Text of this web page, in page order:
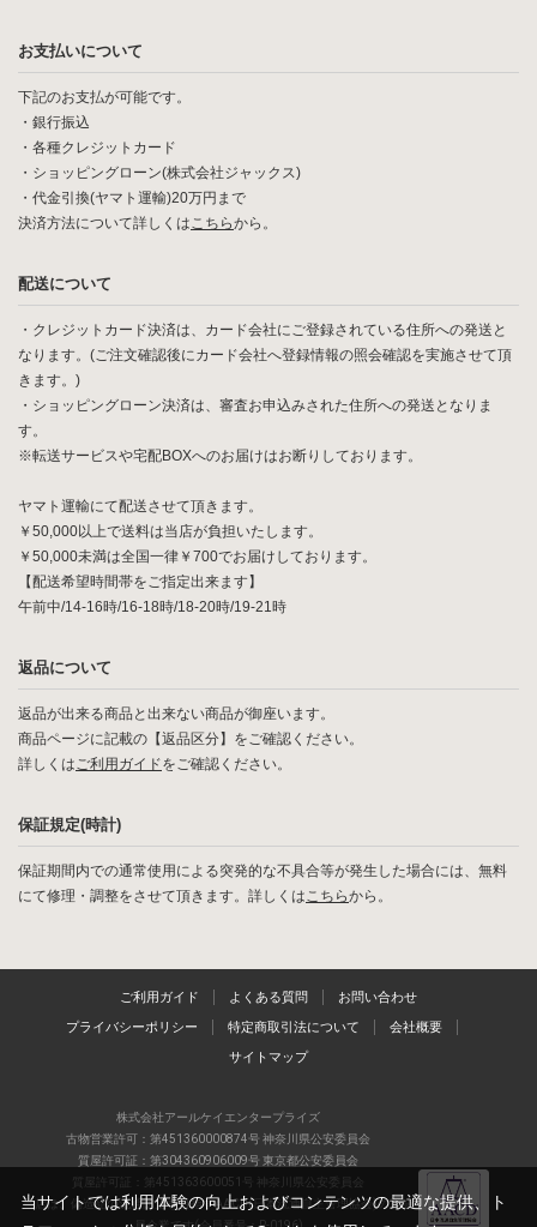
お支払いについて
下記のお支払が可能です。
・銀行振込
・各種クレジットカード
・ショッピングローン(株式会社ジャックス)
・代金引換(ヤマト運輸)20万円まで
決済方法について詳しくはこちらから。
配送について
・クレジットカード決済は、カード会社にご登録されている住所への発送と
なります。(ご注文確認後にカード会社へ登録情報の照会確認を実施させて頂
きます。)
・ショッピングローン決済は、審査お申込みされた住所への発送となりま
す。
※転送サービスや宅配BOXへのお届けはお断りしております。
ヤマト運輸にて配送させて頂きます。
￥50,000以上で送料は当店が負担いたします。
￥50,000未満は全国一律￥700でお届けしております。
【配送希望時間帯をご指定出来ます】
午前中/14-16時/16-18時/18-20時/19-21時
返品について
返品が出来る商品と出来ない商品が御座います。
商品ページに記載の【返品区分】をご確認ください。
詳しくはご利用ガイドをご確認ください。
保証規定(時計)
保証期間内での通常使用による突発的な不具合等が発生した場合には、無料
にて修理・調整をさせて頂きます。詳しくはこちらから。
ご利用ガイド よくある質問 お問い合わせ
プライバシーポリシー 特定商取引法について 会社概要
サイトマップ
株式会社アールケイエンタープライズ
古物営業許可：第451360000874号 神奈川県公安委員会
質屋許可証：第304360906009号 東京都公安委員会
質屋許可証：第451363600051号 神奈川県公安委員会
当店は、偽造品の流通防止を目指すAACD(日本流通自主管理協会)の正会
当サイトでは利用体験の向上およびコンテンツの最適な提供、ト